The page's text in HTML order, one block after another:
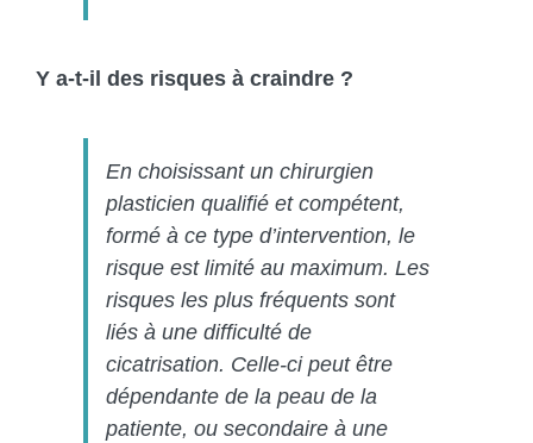
Y a-t-il des risques à craindre ?
En choisissant un chirurgien
plasticien qualifié et compétent,
formé à ce type d’intervention, le
risque est limité au maximum. Les
risques les plus fréquents sont
liés à une difficulté de
cicatrisation. Celle-ci peut être
dépendante de la peau de la
patiente, ou secondaire à une